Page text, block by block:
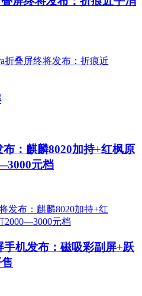
：麒麟8020加持+红枫原
元档
机发布：磁吸彩副屏+跃